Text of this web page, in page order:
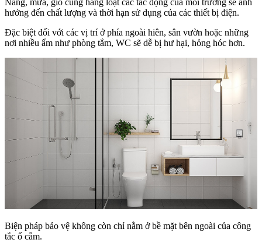
Nắng, mưa, gió cùng hàng loạt các tác động của môi trường sẽ ảnh
hưởng đến chất lượng và thời hạn sử dụng của các thiết bị điện.
Đặc biệt đối với các vị trí ở phía ngoài hiên, sân vườn hoặc những
nơi nhiều ẩm như phòng tắm, WC sẽ dễ bị hư hại, hỏng hóc hơn.
Biện pháp bảo vệ không còn chỉ nằm ở bề mặt bên ngoài của công
tắc ổ cắm.